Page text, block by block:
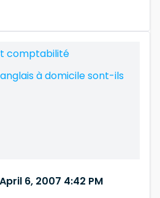
comptabilité
à domicile sont-ils
6, 2007 4:42 PM